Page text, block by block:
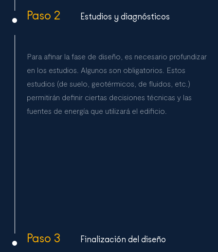
Paso 2 Estudios y diagnósticos
Para afinar la fase de diseño, es necesario profundizar
en los estudios. Algunos son obligatorios. Estos
estudios (de suelo, geotérmicos, de fluidos, etc.)
permitirán definir ciertas decisiones técnicas y las
fuentes de energía que utilizará el edificio.
Paso 3 Finalización del diseño